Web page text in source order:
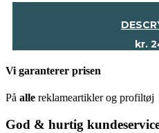
kr.
Vi garanterer prisen
På alle reklameartikler og profiltøj
God & hurtig